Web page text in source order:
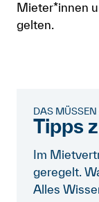
Mieter*innen
gelten.
DAS MÜSSEN
Tipps
Im
geregelt.
Alles